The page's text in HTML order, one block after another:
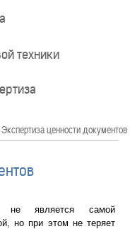
техники
Экспертиза ценности документов
не является самой
но при этом не теряет